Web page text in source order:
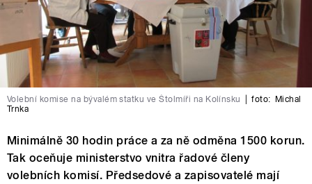
Volební komise na bývalém statku ve Štolmíři na Kolínsku foto:
Michal
Trnka
Minimálně 30 hodin práce a za ně odměna 1500 korun.
Tak oceňuje ministerstvo vnitra řadové členy
volebních komisí. Předsedové a zapisovatelé mají